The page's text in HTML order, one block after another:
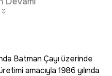
Batman Çayı üzerinde
amacıyla 1986 yılında